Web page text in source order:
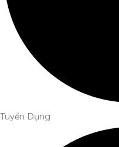
Tuyển Dụng